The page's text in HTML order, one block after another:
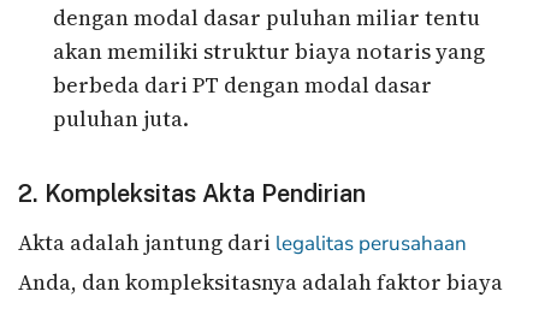
dengan modal dasar puluhan miliar tentu
akan memiliki struktur biaya notaris yang
berbeda dari PT dengan modal dasar
puluhan juta.
2. Kompleksitas Akta Pendirian
Akta adalah jantung dari legalitas perusahaan
Anda, dan kompleksitasnya adalah faktor biaya